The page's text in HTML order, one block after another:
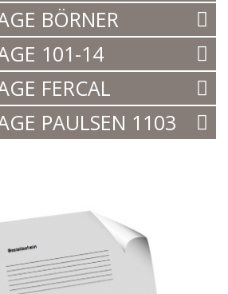
BÖRNER
101-14
FERCAL
PAULSEN 1103